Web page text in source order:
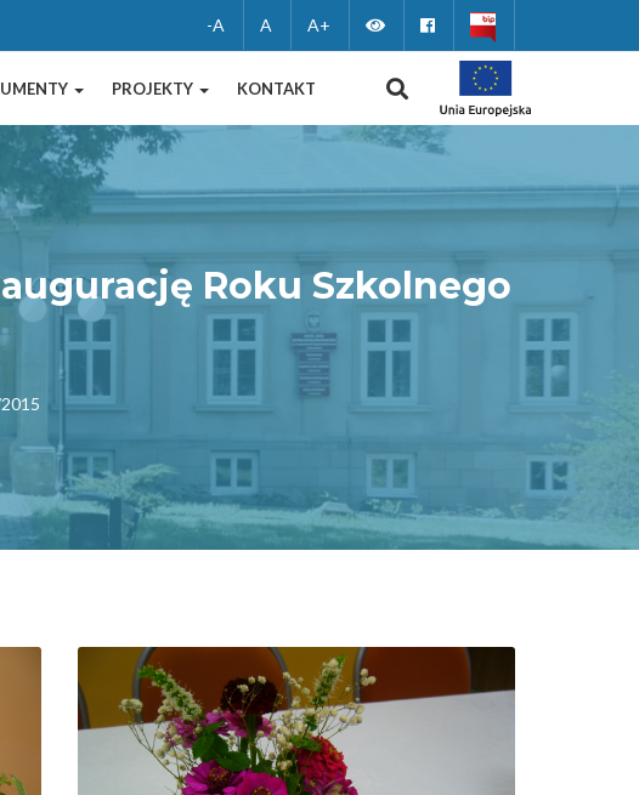
-A A A+ Zmień
wersję
kontrastową
Facebook
PROJEKTY KONTAKT WYSZUKIWANIE
Roku Szkolnego